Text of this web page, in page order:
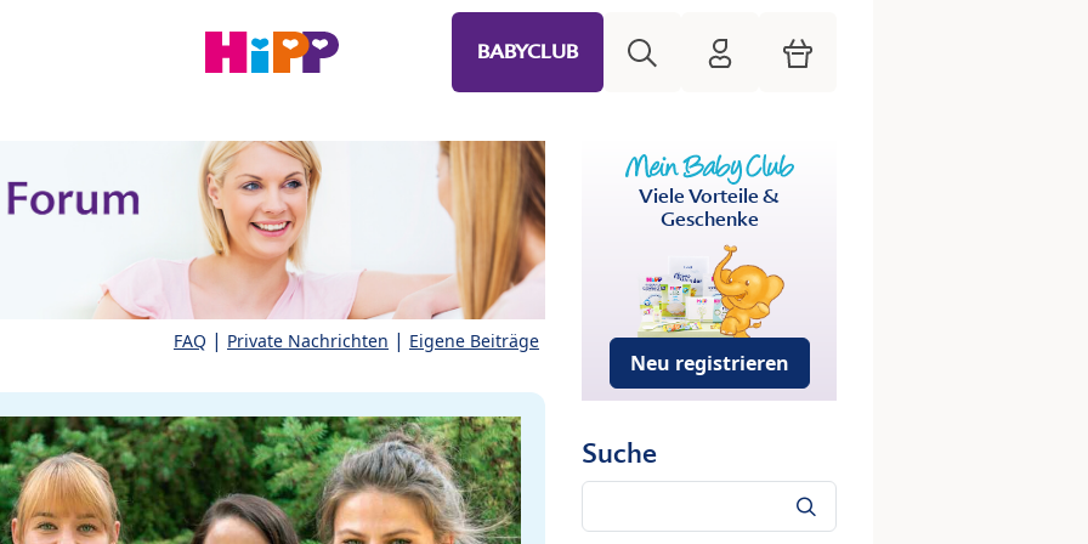
BABYCLUB HiPP Mein Babyclub
Warenkorb
FAQ | Private Nachrichten | Eigene Beiträge
Viele Vorteile &
Geschenke
Neu registrieren
Suche